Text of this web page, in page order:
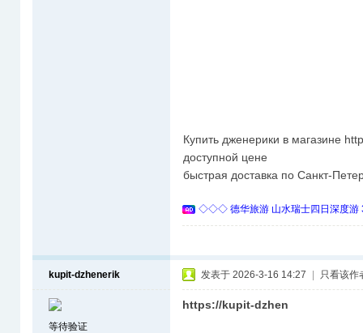
Купить дженерики в магазине
доступной цене
быстрая доставка по Санкт-
◇◇◇ 德华旅游 山水瑞士四日深度
kupit-dzhenerik
等待验证
发表于 2026-3-16 14:27 只看该作
https://kupit-dzhen